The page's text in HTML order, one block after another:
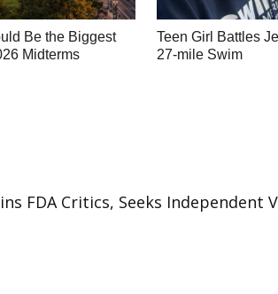
Be the Biggest
Midterms
Teen Girl Battles
27-mile Swim
FDA Critics, Seeks Independent